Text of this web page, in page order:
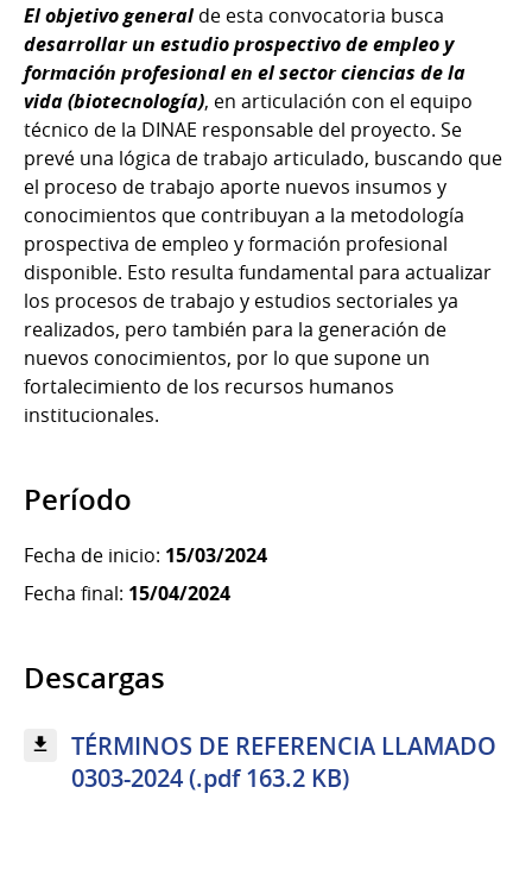
El objetivo generalde esta convocatoria busca
desarrollar un estudio prospectivo de empleo y
formación profesional en el sector ciencias de la
vida (biotecnología), en articulación con el equipo
técnico de la DINAE responsable del proyecto. Se
prevé una lógica de trabajo articulado, buscando que
el proceso de trabajo aporte nuevos insumos y
conocimientos que contribuyan a la metodología
prospectiva de empleo y formación profesional
disponible. Esto resulta fundamental para actualizar
los procesos de trabajo y estudios sectoriales ya
realizados, pero también para la generación de
nuevos conocimientos, por lo que supone un
fortalecimiento de los recursos humanos
institucionales.
Período
Fecha de inicio: 15/03/2024
Fecha final: 15/04/2024
Descargas
TÉRMINOS DE REFERENCIA LLAMADO
0303-2024 (.pdf 163.2 KB)